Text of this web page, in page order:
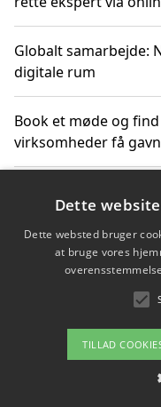
Globalt samarbejde:
digitale rum
Book et møde og
virksomheder få
får du indgår et
Hold et møde med
mest professionelle
Om /
Dette
Dette websted bruger
at bruge vores
TILLAD